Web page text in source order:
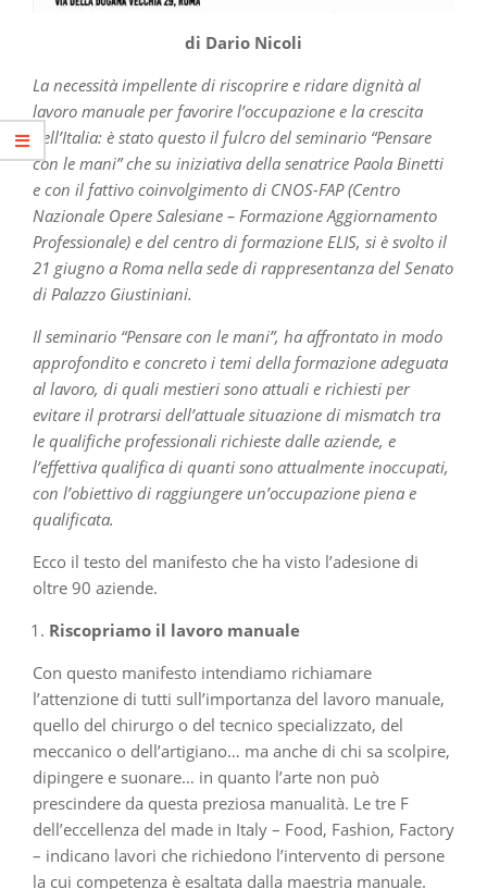
di Dario Nicoli
La necessità impellente di riscoprire e ridare dignità al
lavoro manuale per favorire l’occupazione e la crescita
dell’Italia: è stato questo il fulcro del seminario “Pensare
con le mani” che su iniziativa della senatrice Paola Binetti
e con il fattivo coinvolgimento di CNOS-FAP (Centro
Nazionale Opere Salesiane – Formazione Aggiornamento
Professionale) e del centro di formazione ELIS, si è svolto il
21 giugno a Roma nella sede di rappresentanza del Senato
di Palazzo Giustiniani.
Il seminario “Pensare con le mani”, ha affrontato in modo
approfondito e concreto i temi della formazione adeguata
al lavoro, di quali mestieri sono attuali e richiesti per
evitare il protrarsi dell’attuale situazione di mismatch tra
le qualifiche professionali richieste dalle aziende, e
l’effettiva qualifica di quanti sono attualmente inoccupati,
con l’obiettivo di raggiungere un’occupazione piena e
qualificata.
Ecco il testo del manifesto che ha visto l’adesione di
oltre 90 aziende.
Riscopriamo il lavoro manuale
Con questo manifesto intendiamo richiamare
l’attenzione di tutti sull’importanza del lavoro manuale,
quello del chirurgo o del tecnico specializzato, del
meccanico o dell’artigiano… ma anche di chi sa scolpire,
dipingere e suonare… in quanto l’arte non può
prescindere da questa preziosa manualità. Le tre F
dell’eccellenza del made in Italy – Food, Fashion, Factory
– indicano lavori che richiedono l’intervento di persone
la cui competenza è esaltata dalla maestria manuale.